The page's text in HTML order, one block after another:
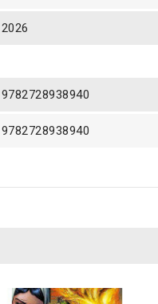
2026
9782728938940
9782728938940